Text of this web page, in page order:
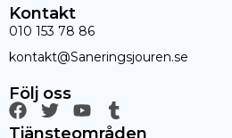
Kontakt
010 153 78 86
kontakt@Saneringsjouren.se
Följ oss
F
a
T
w
Y
o
T
u
Tjänsteområden